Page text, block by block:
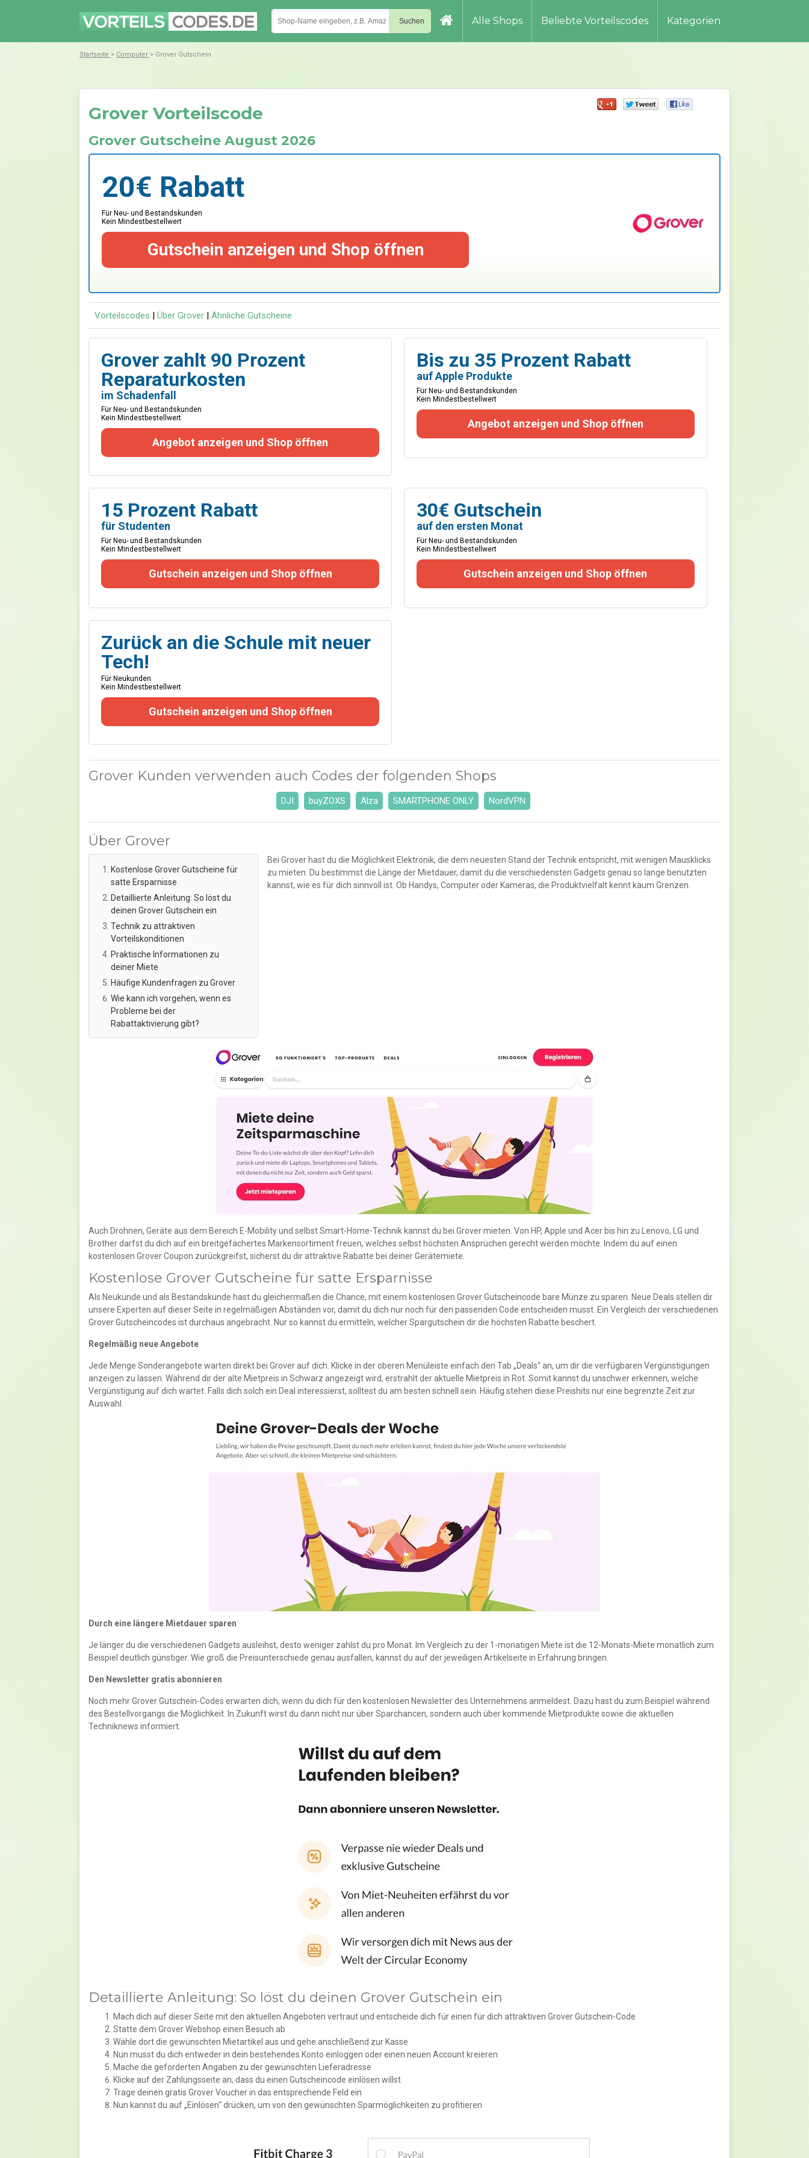
Alle Shops Beliebte Vorteilscodes Kategorien
Startseite > Computer > Grover Gutschein
Grover Vorteilscode
Grover Gutscheine August 2026
20€ Rabatt
Für Neu- und Bestandskunden
Kein Mindestbestellwert
Gutschein anzeigen und Shop öffnen
Vorteilscodes | Über Grover | Ähnliche Gutscheine
Grover zahlt 90 Prozent
Reparaturkosten
im Schadenfall
Für Neu- und Bestandskunden
Kein Mindestbestellwert
Angebot anzeigen und Shop öffnen
Bis zu 35 Prozent Rabatt
auf Apple Produkte
Für Neu- und Bestandskunden
Kein Mindestbestellwert
Angebot anzeigen und Shop öffnen
15 Prozent Rabatt
für Studenten
Für Neu- und Bestandskunden
Kein Mindestbestellwert
Gutschein anzeigen und Shop öffnen
30€ Gutschein
auf den ersten Monat
Für Neu- und Bestandskunden
Kein Mindestbestellwert
Gutschein anzeigen und Shop öffnen
Zurück an die Schule mit neuer
Tech!
Für Neukunden
Kein Mindestbestellwert
Gutschein anzeigen und Shop öffnen
Grover Kunden verwenden auch Codes der folgenden Shops
DJI buyZOXS Alza SMARTPHONE ONLY NordVPN
Über Grover
Kostenlose Grover Gutscheine für
satte Ersparnisse
Detaillierte Anleitung: So löst du
deinen Grover Gutschein ein
Technik zu attraktiven
Vorteilskonditionen
Praktische Informationen zu
deiner Miete
Häufige Kundenfragen zu Grover
Wie kann ich vorgehen, wenn es
Probleme bei der
Rabattaktivierung gibt?
Bei Grover hast du die Möglichkeit Elektronik, die dem neuesten Stand der Technik entspricht, mit wenigen Mausklicks
zu mieten. Du bestimmst die Länge der Mietdauer, damit du die verschiedensten Gadgets genau so lange benutzten
kannst, wie es für dich sinnvoll ist. Ob Handys, Computer oder Kameras, die Produktvielfalt kennt kaum Grenzen.
Auch Drohnen, Geräte aus dem Bereich E-Mobility und selbst Smart-Home-Technik kannst du bei Grover mieten. Von HP, Apple und Acer bis hin zu Lenovo, LG und
Brother darfst du dich auf ein breitgefächertes Markensortiment freuen, welches selbst höchsten Ansprüchen gerecht werden möchte. Indem du auf einen
kostenlosen Grover Coupon zurückgreifst, sicherst du dir attraktive Rabatte bei deiner Gerätemiete.
Kostenlose Grover Gutscheine für satte Ersparnisse
Als Neukunde und als Bestandskunde hast du gleichermaßen die Chance, mit einem kostenlosen Grover Gutscheincode bare Münze zu sparen. Neue Deals stellen dir
unsere Experten auf dieser Seite in regelmäßigen Abständen vor, damit du dich nur noch für den passenden Code entscheiden musst. Ein Vergleich der verschiedenen
Grover Gutscheincodes ist durchaus angebracht. Nur so kannst du ermitteln, welcher Spargutschein dir die höchsten Rabatte beschert.
Regelmäßig neue Angebote
Jede Menge Sonderangebote warten direkt bei Grover auf dich. Klicke in der oberen Menüleiste einfach den Tab „Deals“ an, um dir die verfügbaren Vergünstigungen
anzeigen zu lassen. Während dir der alte Mietpreis in Schwarz angezeigt wird, erstrahlt der aktuelle Mietpreis in Rot. Somit kannst du unschwer erkennen, welche
Vergünstigung auf dich wartet. Falls dich solch ein Deal interessierst, solltest du am besten schnell sein. Häufig stehen diese Preishits nur eine begrenzte Zeit zur
Auswahl.
Durch eine längere Mietdauer sparen
Je länger du die verschiedenen Gadgets ausleihst, desto weniger zahlst du pro Monat. Im Vergleich zu der 1-monatigen Miete ist die 12-Monats-Miete monatlich zum
Beispiel deutlich günstiger. Wie groß die Preisunterschiede genau ausfallen, kannst du auf der jeweiligen Artikelseite in Erfahrung bringen.
Den Newsletter gratis abonnieren
Noch mehr Grover Gutschein-Codes erwarten dich, wenn du dich für den kostenlosen Newsletter des Unternehmens anmeldest. Dazu hast du zum Beispiel während
des Bestellvorgangs die Möglichkeit. In Zukunft wirst du dann nicht nur über Sparchancen, sondern auch über kommende Mietprodukte sowie die aktuellen
Techniknews informiert.
Detaillierte Anleitung: So löst du deinen Grover Gutschein ein
Mach dich auf dieser Seite mit den aktuellen Angeboten vertraut und entscheide dich für einen für dich attraktiven Grover Gutschein-Code
Statte dem Grover Webshop einen Besuch ab
Wähle dort die gewünschten Mietartikel aus und gehe anschließend zur Kasse
Nun musst du dich entweder in dein bestehendes Konto einloggen oder einen neuen Account kreieren
Mache die geforderten Angaben zu der gewünschten Lieferadresse
Klicke auf der Zahlungsseite an, dass du einen Gutscheincode einlösen willst
Trage deinen gratis Grover Voucher in das entsprechende Feld ein
Nun kannst du auf „Einlösen“ drücken, um von den gewünschten Sparmöglichkeiten zu profitieren